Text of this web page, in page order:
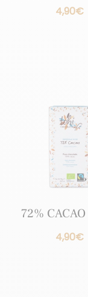
4,90€
72%
4,90€